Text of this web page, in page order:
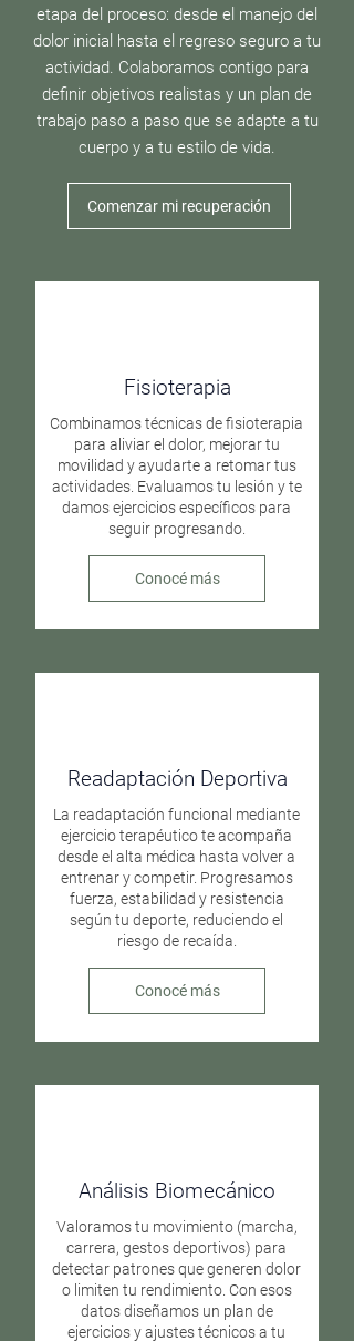
etapa del proceso: desde el manejo del
dolor inicial hasta el regreso seguro a tu
actividad. Colaboramos contigo para
definir objetivos realistas y un plan de
trabajo paso a paso que se adapte a tu
cuerpo y a tu estilo de vida.
Comenzar mi recuperación
Fisioterapia
Combinamos técnicas de fisioterapia
para aliviar el dolor, mejorar tu
movilidad y ayudarte a retomar tus
actividades. Evaluamos tu lesión y te
damos ejercicios específicos para
seguir progresando.
Conocé más
Readaptación Deportiva
La readaptación funcional mediante
ejercicio terapéutico te acompaña
desde el alta médica hasta volver a
entrenar y competir. Progresamos
fuerza, estabilidad y resistencia
según tu deporte, reduciendo el
riesgo de recaída.
Conocé más
Análisis Biomecánico
Valoramos tu movimiento (marcha,
carrera, gestos deportivos) para
detectar patrones que generen dolor
o limiten tu rendimiento. Con esos
datos diseñamos un plan de
ejercicios y ajustes técnicos a tu